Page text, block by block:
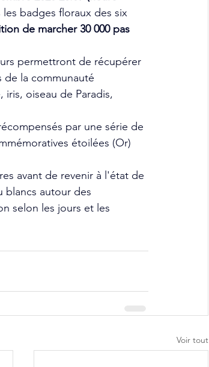
badges floraux des six
de marcher 30 000 pas
permettront de récupérer
de la communauté
iris, oiseau de Paradis,
par une série de
étoilées (Or)
avant de revenir à l'état de
blancs autour des
selon les jours et les
Voir tout